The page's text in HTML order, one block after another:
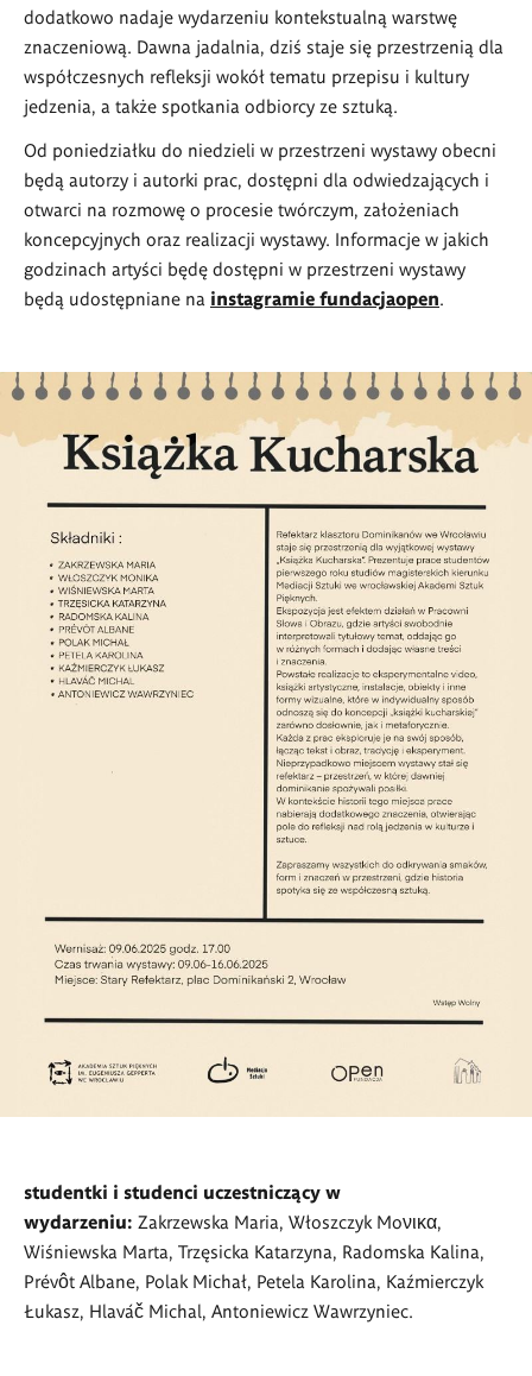
dodatkowo nadaje wydarzeniu kontekstualną warstwę
znaczeniową. Dawna jadalnia, dziś staje się przestrzenią dla
współczesnych refleksji wokół tematu przepisu i kultury
jedzenia, a także spotkania odbiorcy ze sztuką.
Od poniedziałku do niedzieli w przestrzeni wystawy obecni
będą autorzy i autorki prac, dostępni dla odwiedzających i
otwarci na rozmowę o procesie twórczym, założeniach
koncepcyjnych oraz realizacji wystawy. Informacje w jakich
godzinach artyści będę dostępni w przestrzeni wystawy
będą udostępniane na instagramie fundacjaopen.
studentki i studenci uczestniczący w
wydarzeniu: Zakrzewska Maria, Włoszczyk Moνικα,
Wiśniewska Marta, Trzęsicka Katarzyna, Radomska Kalina,
Prévôt Albane, Polak Michał, Petela Karolina, Kaźmierczyk
Łukasz, Hlaváč Michal, Antoniewicz Wawrzyniec.